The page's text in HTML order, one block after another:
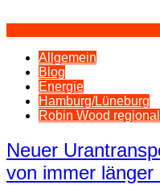
Allgemein
Blog
Energie
Hamburg/Lüneburg
Robin Wood regional
Neuer
von immer